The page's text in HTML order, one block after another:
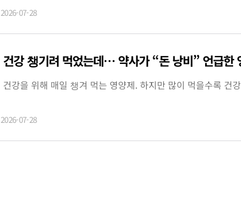
2026-07-28
건강 챙기려 먹었는데… 약사가 “돈 낭비” 언급한
건강을 위해 매일 챙겨 먹는 영양제. 하지만 많이 먹을수록
2026-07-28